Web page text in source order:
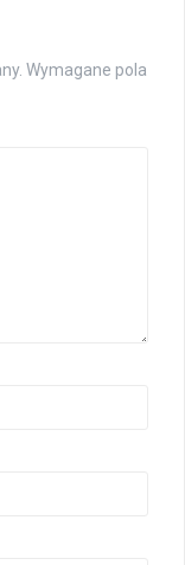
Wymagane pola